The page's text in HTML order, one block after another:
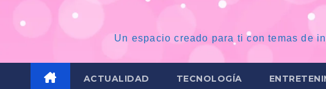
Un espacio creado para ti con temas de
ACTUALIDAD TECNOLOGÍA